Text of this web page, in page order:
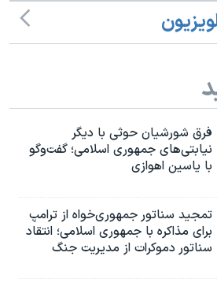
فرق شورشیان حوثی با دیگر
نیابتی‌های جمهوری اسلامی؛ گفت‌وگو
با یاسین اهوازی
تمجید سناتور جمهوری‌خواه از ترامپ
برای مذاکره با جمهوری اسلامی؛ انتقاد
سناتور دموکرات از مدیریت جنگ